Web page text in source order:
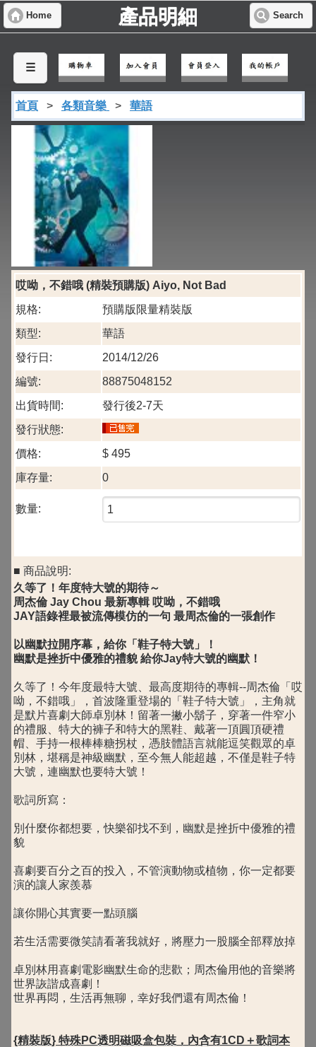
Home 產品明細 Search
☰
首頁 > 各類音樂 > 華語
哎呦，不錯哦 (精裝預購版) Aiyo, Not Bad
規格:
預購版限量精裝版
類型:
華語
發行日:
2014/12/26
編號:
88875048152
出貨時間:
發行後2-7天
發行狀態:
價格:
$ 495
庫存量:
0
數量:
■ 商品說明:
久等了！年度特大號的期待～
周杰倫 Jay Chou 最新專輯 哎呦，不錯哦
JAY語錄裡最被流傳模仿的一句 最周杰倫的一張創作
以幽默拉開序幕，給你「鞋子特大號」！
幽默是挫折中優雅的禮貌 給你Jay特大號的幽默！
久等了！今年度最特大號、最高度期待的專輯--周杰倫「哎
呦，不錯哦」，首波隆重登場的「鞋子特大號」，主角就
是默片喜劇大師卓別林！留著一撇小鬍子，穿著一件窄小
的禮服、特大的褲子和特大的黑鞋、戴著一頂圓頂硬禮
帽、手持一根棒棒糖拐杖，憑肢體語言就能逗笑觀眾的卓
別林，堪稱是神級幽默，至今無人能超越，不僅是鞋子特
大號，連幽默也要特大號！
歌詞所寫：
別什麼你都想要，快樂卻找不到，幽默是挫折中優雅的禮
貌
喜劇要百分之百的投入，不管演動物或植物，你一定都要
演的讓人家羨慕
讓你開心其實要一點頭腦
若生活需要微笑請看著我就好，將壓力一股腦全部釋放掉
卓別林用喜劇電影幽默生命的悲歡；周杰倫用他的音樂將
世界詼諧成喜劇！
世界再悶，生活再無聊，幸好我們還有周杰倫！
{精裝版} 特殊PC透明磁吸盒包裝，內含有1CD＋歌詞本